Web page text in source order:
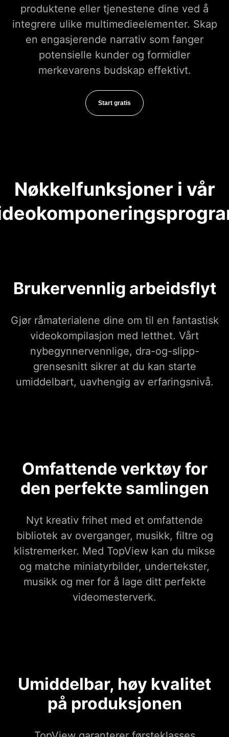
produktene eller tjenestene dine ved å
integrere ulike multimedieelementer. Skap
en engasjerende narrativ som fanger
potensielle kunder og formidler
merkevarens budskap effektivt.
Start gratis
Nøkkelfunksjoner i vår
Brukervennlig arbeidsflyt
Gjør råmaterialene dine om til en fantastisk
videokompilasjon med letthet. Vårt
nybegynnervennlige, dra-og-slipp-
grensesnitt sikrer at du kan starte
umiddelbart, uavhengig av erfaringsnivå.
Omfattende verktøy for
den perfekte samlingen
Nyt kreativ frihet med et omfattende
bibliotek av overganger, musikk, filtre og
klistremerker. Med TopView kan du mikse
og matche miniatyrbilder, undertekster,
musikk og mer for å lage ditt perfekte
videomesterverk.
Umiddelbar, høy kvalitet
på produksjonen